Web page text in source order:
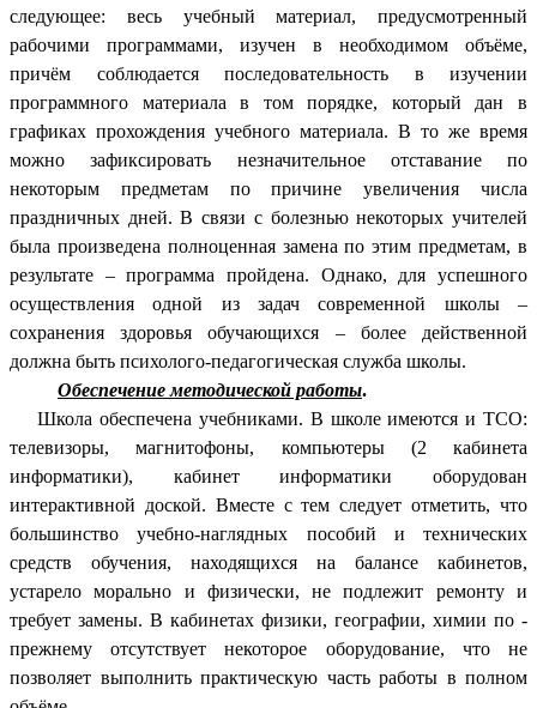
следующее: весь учебный материал, предусмотренный
рабочими программами, изучен в необходимом объёме,
причём соблюдается последовательность в изучении
программного материала в том порядке, который дан в
графиках прохождения учебного материала. В то же время
можно зафиксировать незначительное отставание по
некоторым предметам по причине увеличения числа
праздничных дней. В связи с болезнью некоторых учителей
была произведена полноценная замена по этим предметам, в
результате – программа пройдена. Однако, для успешного
осуществления одной из задач современной школы –
сохранения здоровья обучающихся – более действенной
должна быть психолого-педагогическая служба школы.
Обеспечение методической работы.
Школа обеспечена учебниками. В школе имеются и ТСО:
телевизоры, магнитофоны, компьютеры (2 кабинета
информатики), кабинет информатики оборудован
интерактивной доской. Вместе с тем следует отметить, что
большинство учебно-наглядных пособий и технических
средств обучения, находящихся на балансе кабинетов,
устарело морально и физически, не подлежит ремонту и
требует замены. В кабинетах физики, географии, химии по -
прежнему отсутствует некоторое оборудование, что не
позволяет выполнить практическую часть работы в полном